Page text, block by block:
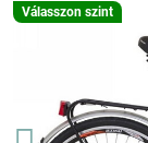
Válasszon szint